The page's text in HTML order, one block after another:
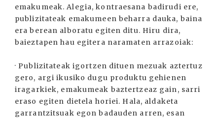
emakumeak. Alegia, kontraesana badirudi ere,
publizitateak emakumeen beharra dauka, baina
era berean alboratu egiten ditu. Hiru dira,
baieztapen hau egitera naramaten arrazoiak:
· Publizitateak igortzen dituen mezuak aztertuz
gero, argi ikusiko dugu produktu gehienen
iragarkiek, emakumeak baztertzeaz gain, sarri
eraso egiten dietela horiei. Hala, aldaketa
garrantzitsuak egon badauden arren, esan